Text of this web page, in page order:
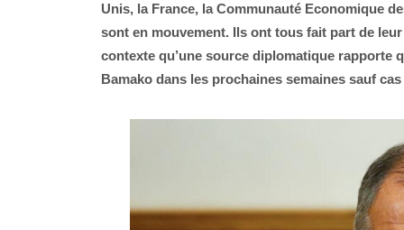
Unis, la France, la Communauté Economique
sont en mouvement. Ils ont tous fait part de
contexte qu’une source diplomatique rapporte
Bamako dans les prochaines semaines sauf